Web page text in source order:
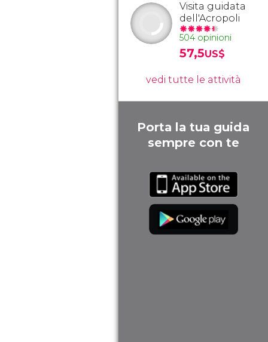
Visita guidata
dell'Acropoli
504 opinioni
57,5US$
vedi tutte le attività
Porta la tua guida
sempre con te